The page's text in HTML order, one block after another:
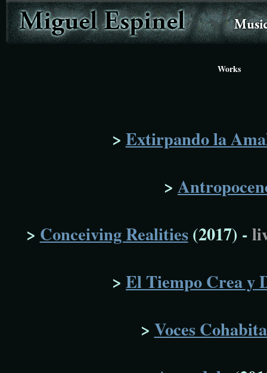
Works
> Extirpando la
>
> Conceiving Realities(2017) -
> El Tiempo Crea y
> Voces